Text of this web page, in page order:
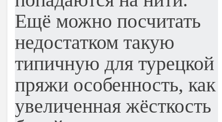
Ещё можно посчитать
недостатком такую
типичную для турецкой
пряжи особенность, как
увеличенная жёсткость